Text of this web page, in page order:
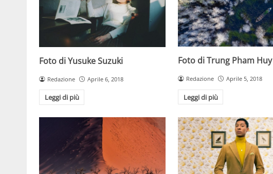
Foto di Yusuke Suzuki
Redazione Aprile 6, 2018
Leggi di più
Foto di Trung Pham Huy
Redazione Aprile 5, 2018
Leggi di più